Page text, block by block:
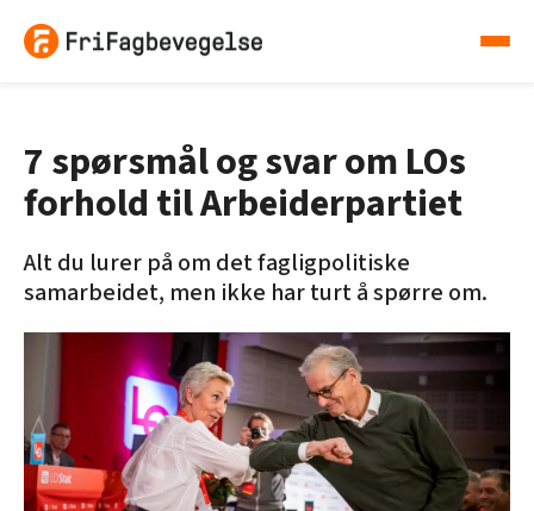
7 spørsmål og svar om LOs
forhold til Arbeiderpartiet
Alt du lurer på om det fagligpolitiske
samarbeidet, men ikke har turt å spørre om.